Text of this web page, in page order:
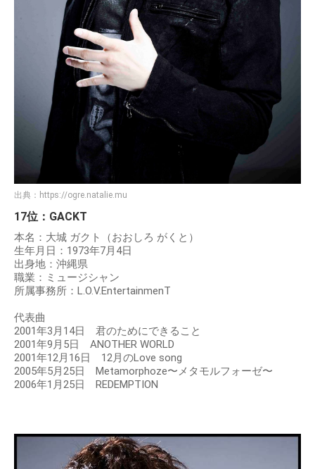
出典： https://ogre.natalie.mu
17位：GACKT
本名：大城 ガクト（おおしろ がくと）
生年月日：1973年7月4日
出身地：沖縄県
職業：ミュージシャン
所属事務所：L.O.V.EntertainmenT
代表曲
2001年3月14日 君のためにできること
2001年9月5日 ANOTHER WORLD
2001年12月16日 12月のLove song
2005年5月25日 Metamorphoze〜メタモルフォーゼ〜
2006年1月25日 REDEMPTION